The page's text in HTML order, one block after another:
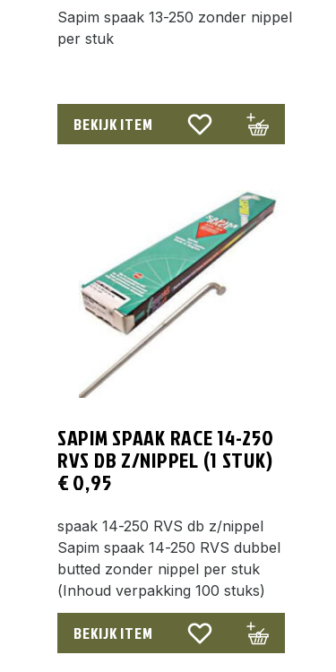
Sapim spaak 13-250 zonder nippel
per stuk
BEKIJK ITEM
SAPIM SPAAK RACE 14-250
RVS DB Z/NIPPEL (1 STUK)
€0,95
spaak 14-250 RVS db z/nippel
Sapim spaak 14-250 RVS dubbel
butted zonder nippel per stuk
(Inhoud verpakking 100 stuks)
BEKIJK ITEM